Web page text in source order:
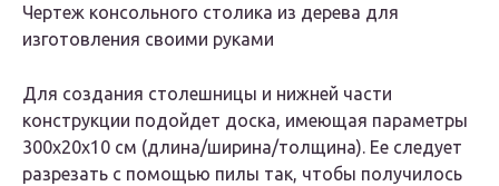
Чертеж консольного столика из дерева для
изготовления своими руками
Для создания столешницы и нижней части
конструкции подойдет доска, имеющая параметры
300х20х10 см (длина/ширина/толщина). Ее следует
разрезать с помощью пилы так, чтобы получилось